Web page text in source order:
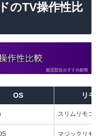
のTV操作性比
OS リモ
スリムリモコ
マジックリモ